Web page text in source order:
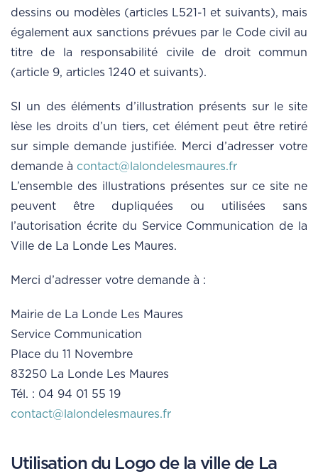
dessins ou modèles (articles L521-1 et suivants), mais
également aux sanctions prévues par le Code civil au
titre de la responsabilité civile de droit commun
(article 9, articles 1240 et suivants).
SI un des éléments d’illustration présents sur le site
lèse les droits d’un tiers, cet élément peut être retiré
sur simple demande justifiée. Merci d’adresser votre
demande à contact@lalondelesmaures.fr
L’ensemble des illustrations présentes sur ce site ne
peuvent être dupliquées ou utilisées sans
l’autorisation écrite du Service Communication de la
Ville de La Londe Les Maures.
Merci d’adresser votre demande à :
Mairie de La Londe Les Maures
Service Communication
Place du 11 Novembre
83250 La Londe Les Maures
Tél. : 04 94 01 55 19
contact@lalondelesmaures.fr
Utilisation du Logo de la ville de La